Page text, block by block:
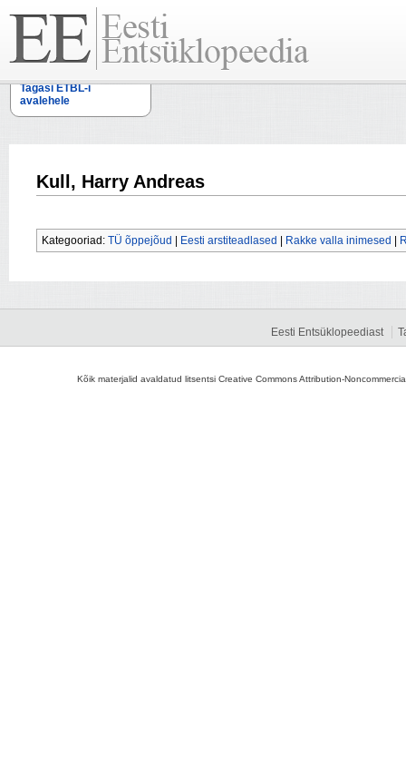
Tagasi ETBL-i
avalehele
Kull, Harry Andreas
Kategooriad: TÜ õppejõud Eesti arstiteadlased Rakke valla inimesed
Eesti Entsüklopeediast
Kõik materjalid avaldatud litsentsi Creative Commons Attribution-